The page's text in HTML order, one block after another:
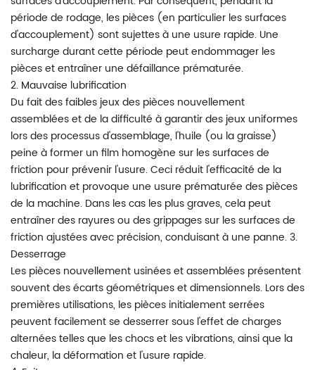
période de rodage, les pièces (en particulier les surfaces
d'accouplement) sont sujettes à une usure rapide. Une
surcharge durant cette période peut endommager les
pièces et entraîner une défaillance prématurée.
2. Mauvaise lubrification
Du fait des faibles jeux des pièces nouvellement
assemblées et de la difficulté à garantir des jeux uniformes
lors des processus d'assemblage, l'huile (ou la graisse)
peine à former un film homogène sur les surfaces de
friction pour prévenir l'usure. Ceci réduit l'efficacité de la
lubrification et provoque une usure prématurée des pièces
de la machine. Dans les cas les plus graves, cela peut
entraîner des rayures ou des grippages sur les surfaces de
friction ajustées avec précision, conduisant à une panne. 3.
Desserrage
Les pièces nouvellement usinées et assemblées présentent
souvent des écarts géométriques et dimensionnels. Lors des
premières utilisations, les pièces initialement serrées
peuvent facilement se desserrer sous l'effet de charges
alternées telles que les chocs et les vibrations, ainsi que la
chaleur, la déformation et l'usure rapide.